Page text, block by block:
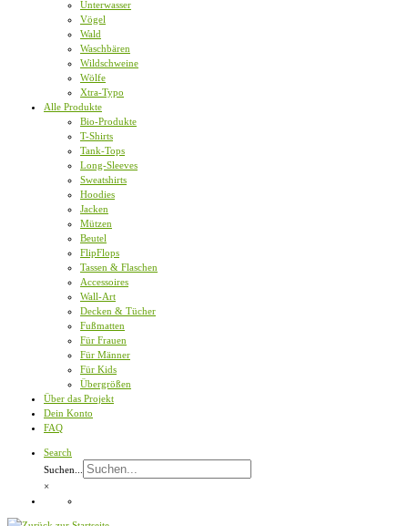
Unterwasser
Vögel
Wald
Waschbären
Wildschweine
Wölfe
Xtra-Typo
Alle Produkte
Bio-Produkte
T-Shirts
Tank-Tops
Long-Sleeves
Sweatshirts
Hoodies
Jacken
Mützen
Beutel
FlipFlops
Tassen & Flaschen
Accessoires
Wall-Art
Decken & Tücher
Fußmatten
Für Frauen
Für Männer
Für Kids
Übergrößen
Über das Projekt
Dein Konto
FAQ
Search
Suchen...
×